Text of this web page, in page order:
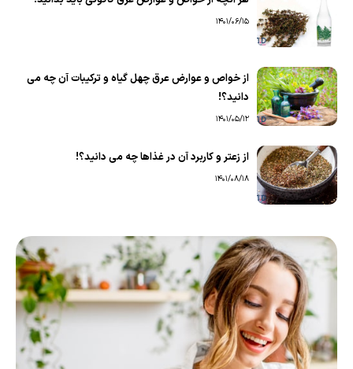
1401/06/15
از خواص و عوارض عرق چهل گیاه و ترکیبات آن چه می
دانید؟!
1401/05/12
از زعتر و کاربرد آن در غذاها چه می دانید؟!
1401/08/18